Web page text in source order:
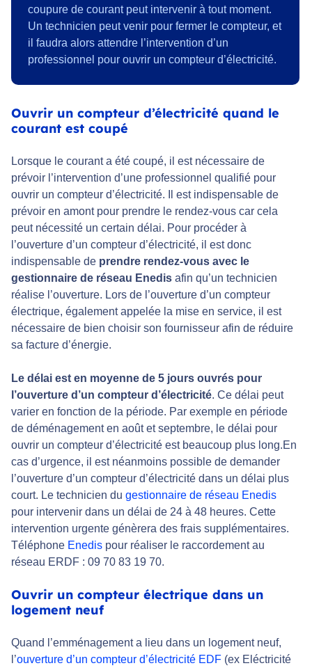
coupure de courant peut intervenir à tout moment.
Un technicien peut venir pour fermer le compteur, et
il faudra alors attendre l’intervention d’un
professionnel pour ouvrir un compteur d’électricité.
Ouvrir un compteur d’électricité quand le
courant est coupé
Lorsque le courant a été coupé, il est nécessaire de
prévoir l’intervention d’une professionnel qualifié pour
ouvrir un compteur d’électricité. Il est indispensable de
prévoir en amont pour prendre le rendez-vous car cela
peut nécessité un certain délai. Pour procéder à
l’ouverture d’un compteur d’électricité, il est donc
indispensable de prendre rendez-vous avec le
gestionnaire de réseau Enedis afin qu’un technicien
réalise l’ouverture. Lors de l’ouverture d’un compteur
électrique, également appelée la mise en service, il est
nécessaire de bien choisir son fournisseur afin de réduire
sa facture d’énergie.
Le délai est en moyenne de 5 jours ouvrés pour
l’ouverture d’un compteur d’électricité. Ce délai peut
varier en fonction de la période. Par exemple en période
de déménagement en août et septembre, le délai pour
ouvrir un compteur d’électricité est beaucoup plus long.En
cas d’urgence, il est néanmoins possible de demander
l’ouverture d’un compteur d’électricité dans un délai plus
court. Le technicien du gestionnaire de réseau Enedis
pour intervenir dans un délai de 24 à 48 heures. Cette
intervention urgente génèrera des frais supplémentaires.
Téléphone Enedis pour réaliser le raccordement au
réseau ERDF : 09 70 83 19 70.
Ouvrir un compteur électrique dans un
logement neuf
Quand l’emménagement a lieu dans un logement neuf,
l’ouverture d’un compteur d’électricité EDF (ex Eléctricité